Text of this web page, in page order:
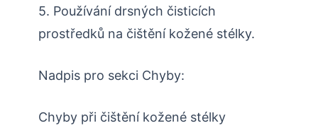
5. Používání drsných čisticích
prostředků na čištění kožené stélky.
Nadpis pro sekci Chyby:
Chyby při čištění kožené stélky